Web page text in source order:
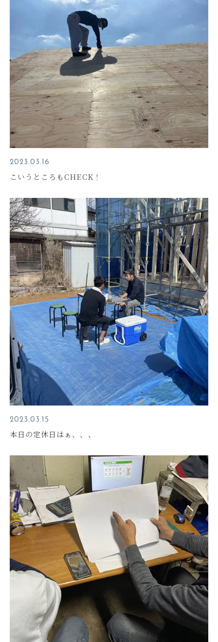
2023.03.16
こいうところもCHECK！
2023.03.15
本日の定休日はぁ、、、